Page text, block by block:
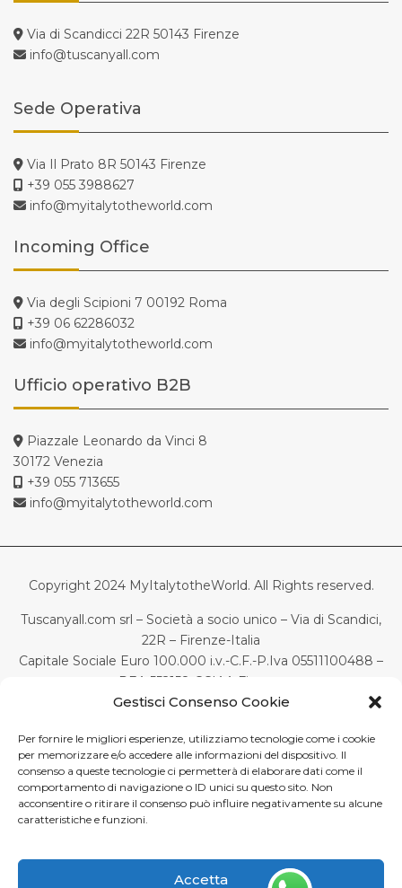
Gestisci Consenso Cookie
Per fornire le migliori esperienze, utilizziamo tecnologie come i cookie
per memorizzare e/o accedere alle informazioni del dispositivo. Il
consenso a queste tecnologie ci permetterà di elaborare dati come il
comportamento di navigazione o ID unici su questo sito. Non
acconsentire o ritirare il consenso può influire negativamente su alcune
caratteristiche e funzioni.
Accetta
Via di Scandicci 22R 50143 Firenze
info@tuscanyall.com
Sede Operativa
Via Il Prato 8R 50143 Firenze
+39 055 3988627
info@myitalytotheworld.com
Incoming Office
Via degli Scipioni 7 00192 Roma
+39 06 62286032
info@myitalytotheworld.com
Ufficio operativo B2B
Piazzale Leonardo da Vinci 8
30172 Venezia
+39 055 713655
info@myitalytotheworld.com
Copyright 2024 MyItalytotheWorld. All Rights reserved.
Tuscanyall.com srl – Società a socio unico – Via di Scandici,
22R – Firenze-Italia
Capitale Sociale Euro 100.000 i.v.-C.F.-P.Iva 05511100488 –
REA 552158 CCIAA Firenze
English(Anglais) Français Deutsch(Allemand
Italiano(Italien)
Português
Portugais - du Portugal
Español(Espagnol)
as a development site. Switch to a production